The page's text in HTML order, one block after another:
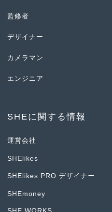
監修者
デザイナー
カメラマン
エンジニア
SHEに関する情報
運営会社
SHElikes
SHElikes PRO デザイナー
SHEmoney